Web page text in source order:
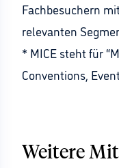
Fachbesuchern
relevanten
* MICE steht für
Conventions,
Weitere